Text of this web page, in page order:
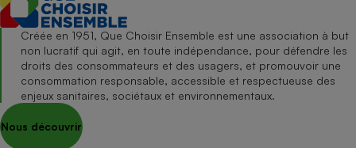
Créée en 1951, Que Choisir Ensemble est une association à but
non lucratif qui agit, en toute indépendance, pour défendre les
droits des consommateurs et des usagers, et promouvoir une
consommation responsable, accessible et respectueuse des
enjeux sanitaires, sociétaux et environnementaux.
Nous découvrir